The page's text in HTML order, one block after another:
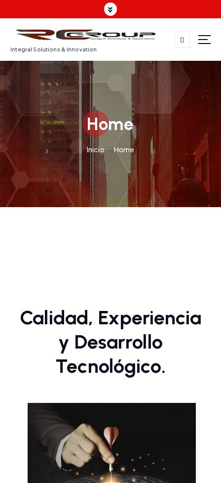
Integral Solutions & Innovation
Home
Inicio Home
Calidad, Experiencia
y Desarrollo
Tecnológico.